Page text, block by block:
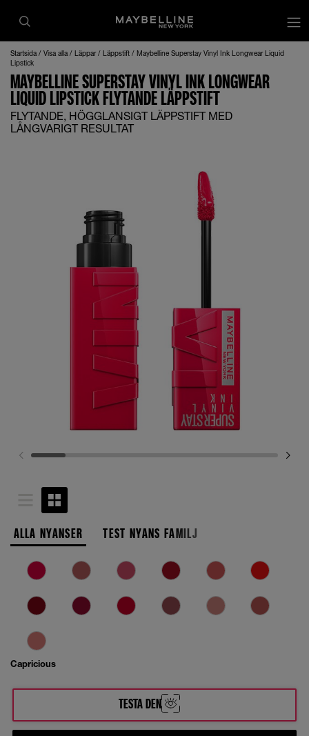
Startsida Visa alla Läppar Läppstift
Maybelline Superstay Vinyl Ink Longwear Liquid
Lipstick
MAYBELLINE SUPERSTAY VINYL INK LONGWEAR
LIQUID LIPSTICK FLYTANDE LÄPPSTIFT
FLYTANDE, HÖGGLANSIGT LÄPPSTIFT MED
LÅNGVARIGT RESULTAT
ALLA NYANSER TEST NYANS FAMILJ
Capricious
TESTA DEN